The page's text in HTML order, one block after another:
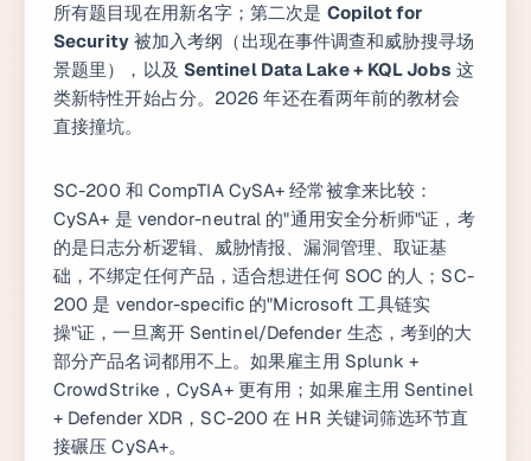
所有题目现在用新名字；第二次是 Copilot for
Security被加入考纲（出现在事件调查和威胁搜寻场
景题里），以及 Sentinel Data Lake + KQL Jobs 这
类新特性开始占分。2026 年还在看两年前的教材会
直接撞坑。
SC-200 和 CompTIA CySA+ 经常被拿来比较：
CySA+ 是 vendor-neutral 的"通用安全分析师"证，考
的是日志分析逻辑、威胁情报、漏洞管理、取证基
础，不绑定任何产品，适合想进任何 SOC 的人；SC-
200 是 vendor-specific 的"Microsoft 工具链实
操"证，一旦离开 Sentinel/Defender 生态，考到的大
部分产品名词都用不上。如果雇主用 Splunk +
CrowdStrike，CySA+ 更有用；如果雇主用 Sentinel
+ Defender XDR，SC-200 在 HR 关键词筛选环节直
接碾压 CySA+。